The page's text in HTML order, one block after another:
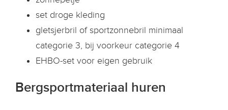
set droge kleding
gletsjerbril of sportzonnebril minimaal
categorie 3, bij voorkeur categorie 4
EHBO-set voor eigen gebruik
Bergsportmateriaal huren